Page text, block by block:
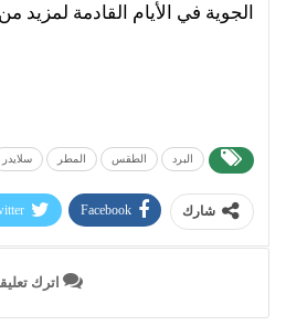
الجوية في الأيام القادمة لمزيد
البرد الطقس المطر سلايدر
شارك Facebook
اترك